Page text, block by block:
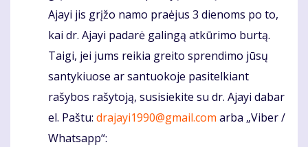
Ajayi jis grįžo namo praėjus 3 dienoms po to,
kai dr. Ajayi padarė galingą atkūrimo burtą.
Taigi, jei jums reikia greito sprendimo jūsų
santykiuose ar santuokoje pasitelkiant
rašybos rašytoją, susisiekite su dr. Ajayi dabar
el. Paštu: drajayi1990@gmail.com arba „Viber /
Whatsapp“: